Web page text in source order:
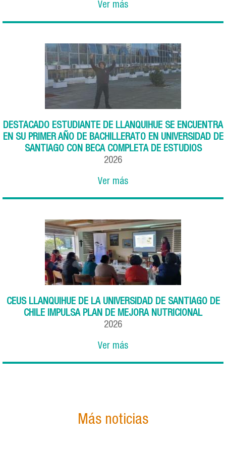
Ver más
DESTACADO ESTUDIANTE DE LLANQUIHUE SE ENCUENTRA
EN SU PRIMER AÑO DE BACHILLERATO EN UNIVERSIDAD DE
SANTIAGO CON BECA COMPLETA DE ESTUDIOS
2026
Ver más
CEUS LLANQUIHUE DE LA UNIVERSIDAD DE SANTIAGO DE
CHILE IMPULSA PLAN DE MEJORA NUTRICIONAL
2026
Ver más
Más noticias